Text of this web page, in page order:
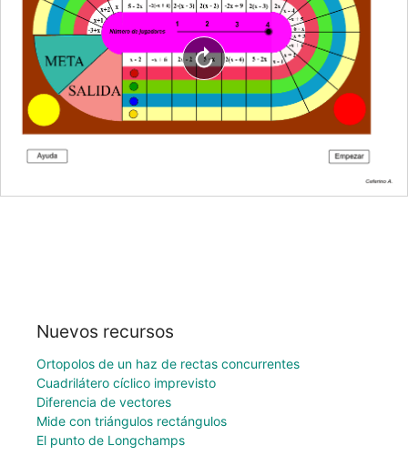
Nuevos recursos
Ortopolos de un haz de rectas concurrentes
Cuadrilátero cíclico imprevisto
Diferencia de vectores
Mide con triángulos rectángulos
El punto de Longchamps